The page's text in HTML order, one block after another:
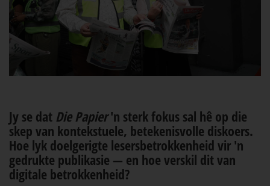
Jy se dat Die Papier'n sterk fokus sal hê op die
skep van kontekstuele, betekenisvolle diskoers.
Hoe lyk doelgerigte lesersbetrokkenheid vir 'n
gedrukte publikasie — en hoe verskil dit van
digitale betrokkenheid?